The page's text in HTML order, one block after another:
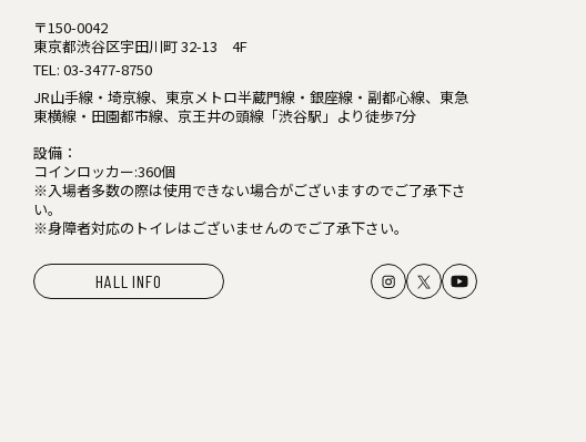
〒150-0042
東京都渋谷区宇田川町 32-13 4F
TEL: 03-3477-8750
JR山手線・埼京線、東京メトロ半蔵門線・銀座線・副都心線、東急
東横線・田園都市線、京王井の頭線「渋谷駅」より徒歩7分
設備：
コインロッカー:360個
※入場者多数の際は使用できない場合がございますのでご了承下さ
い。
※身障者対応のトイレはございませんのでご了承下さい。
HALL INFO